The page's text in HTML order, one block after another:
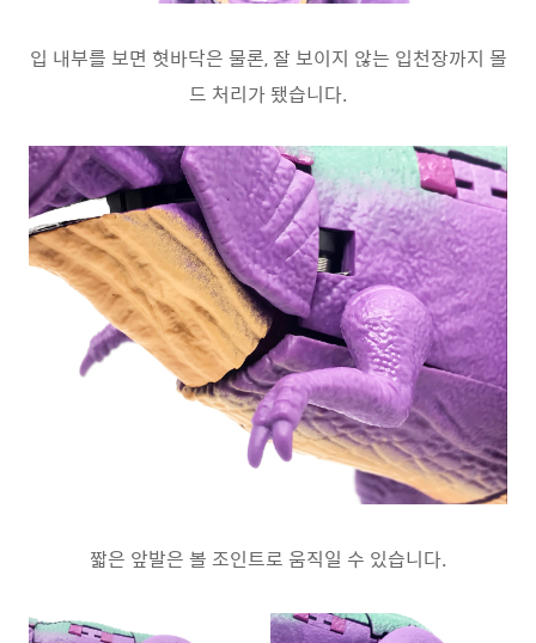
입 내부를 보면 혓바닥은 물론, 잘 보이지 않는 입천장까지 몰
드 처리가 됐습니다.
짧은 앞발은 볼 조인트로 움직일 수 있습니다.